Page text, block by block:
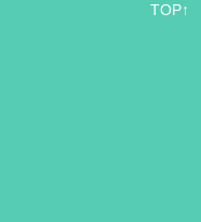
TOP↑